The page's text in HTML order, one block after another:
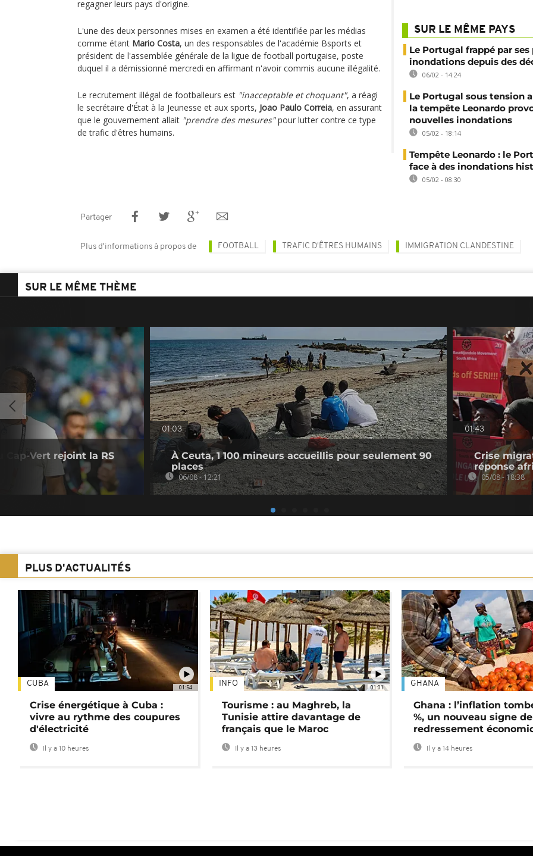
regagner leurs pays d'origine.
L'une des deux personnes mises en examen a été identifiée par les médias
comme étant Mario Costa, un des responsables de l'académie Bsports et
président de l'assemblée générale de la ligue de football portugaise, poste
duquel il a démissionné mercredi en affirmant n'avoir commis aucune illégalité.
Le recrutement illégal de footballeurs est "inacceptable et choquant", a réagi
le secrétaire d'État à la Jeunesse et aux sports, Joao Paulo Correia, en assurant
que le gouvernement allait "prendre des mesures"pour lutter contre ce type
de trafic d'êtres humains.
SUR LE MÊME PAYS
Le Portugal frappé par ses
inondations depuis des
06/02 - 14:24
Le Portugal sous tension
la tempête Leonardo
nouvelles inondations
05/02 - 18:14
Tempête Leonardo : le
face à des inondations
05/02 - 08:30
Partager
Plus d'informations à propos de FOOTBALL TRAFIC D'ÊTRES HUMAINS IMMIGRATION CLANDESTINE
SUR LE MÊME THÈME
Cap-Vert rejoint la RS
01:03
À Ceuta, 1 100 mineurs accueillis pour seulement 90
places
06/08 - 12:21
01:43
Crise
réponse
05/08 - 18:38
PLUS D'ACTUALITÉS
01:54
CUBA
Crise énergétique à Cuba :
vivre au rythme des coupures
d'électricité
Il y a 10 heures
01:01
INFO
Tourisme : au Maghreb, la
Tunisie attire davantage de
français que le Maroc
Il y a 13 heures
GHANA
Ghana : l’inflation
%, un nouveau signe de
redressement
Il y a 14 heures